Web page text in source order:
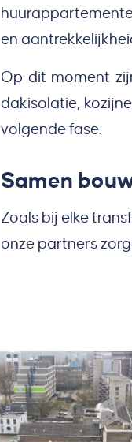
en
Op dit moment
dakisolatie,
volgende fase.
Samen
Zoals bij elke
onze partners